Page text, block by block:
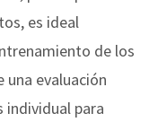
es ideal
de los
una evaluación
individual para